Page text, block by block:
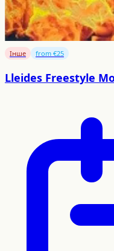
Інше from €25
Lleides Freestyle